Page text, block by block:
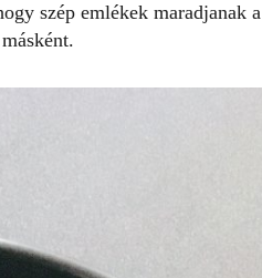
szép emlékek maradjanak a